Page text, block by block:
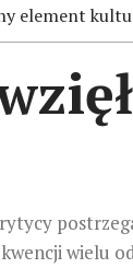
element
wielu